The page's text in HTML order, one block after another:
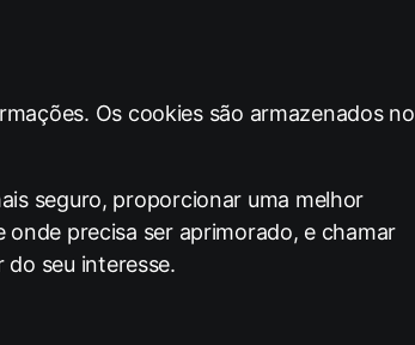
Os cookies são armazenados no
seguro, proporcionar uma melhor
precisa ser aprimorado, e chamar
seu interesse.